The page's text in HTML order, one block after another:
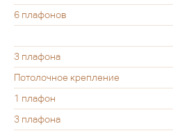
6 плафонов
3 плафона
Потолочное крепление
1 плафон
3 плафона